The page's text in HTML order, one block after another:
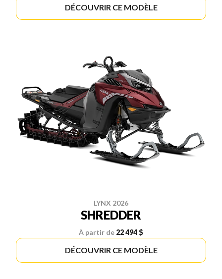
DÉCOUVRIR CE MODÈLE
LYNX 2026
SHREDDER
À partir de 22 494 $
DÉCOUVRIR CE MODÈLE